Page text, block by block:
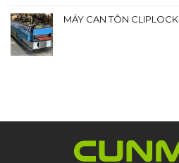
MÁY CAN TÔN CLIPLOCK